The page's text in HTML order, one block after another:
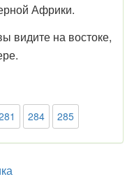
Африки.
видите на востоке,
284 285